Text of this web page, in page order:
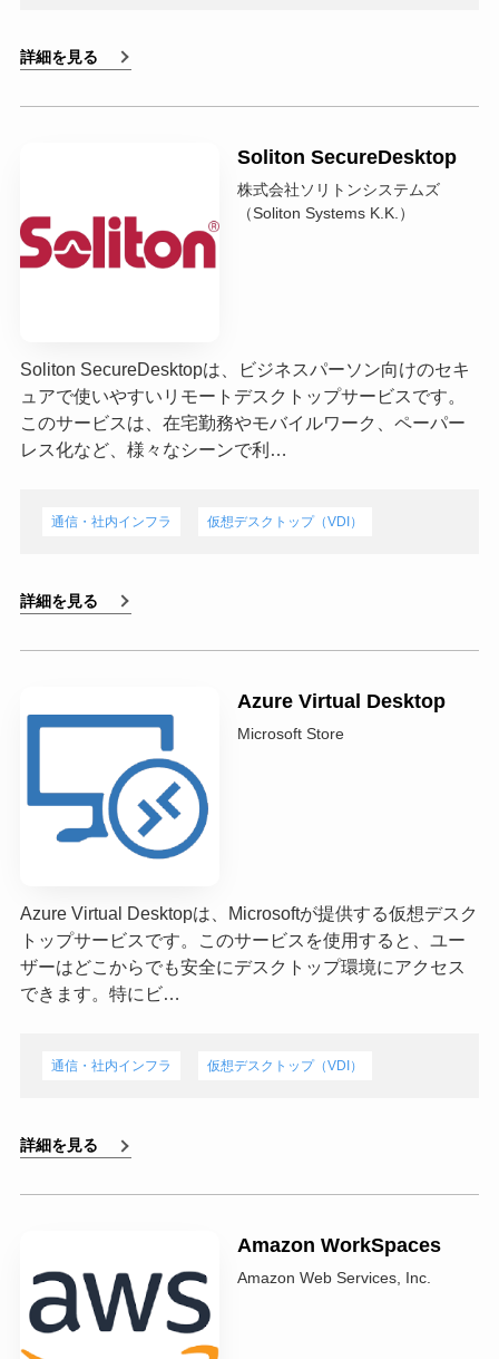
詳細を見る
Soliton SecureDesktop
株式会社ソリトンシステムズ
（Soliton Systems K.K.）
Soliton SecureDesktopは、ビジネスパーソン向けのセキ
ュアで使いやすいリモートデスクトップサービスです。
このサービスは、在宅勤務やモバイルワーク、ペーパー
レス化など、様々なシーンで利…
通信・社内インフラ 仮想デスクトップ（VDI）
詳細を見る
Azure Virtual Desktop
Microsoft Store
Azure Virtual Desktopは、Microsoftが提供する仮想デスク
トップサービスです。このサービスを使用すると、ユー
ザーはどこからでも安全にデスクトップ環境にアクセス
できます。特にビ…
通信・社内インフラ 仮想デスクトップ（VDI）
詳細を見る
Amazon WorkSpaces
Amazon Web Services, Inc.